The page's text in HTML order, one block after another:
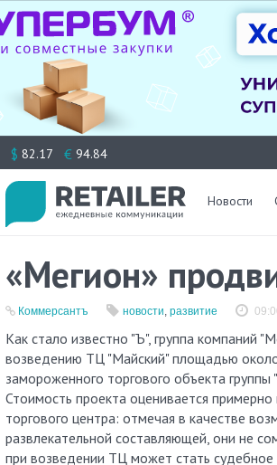
$ 82.17 € 94.84
Новости
«Мегион»
Коммерсантъ новости развитие
Как стало известно "Ъ", группа компаний "Мегион" Бориса Нестерова выступит девелопером проекта по
возведению ТЦ "Майский" площадью
замороженного торгового объекта
Стоимость проекта оценивается
торгового центра: отмечая в качестве
развлекательной составляющей, они не
при возведении ТЦ может стать